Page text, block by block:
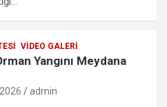
g
er
o
VIDEO GALERI
Yangını Meydana
admin